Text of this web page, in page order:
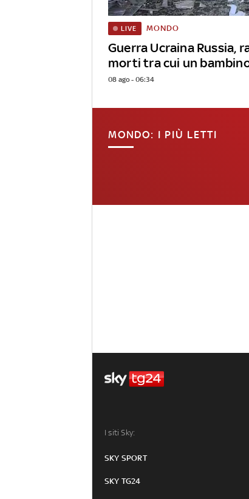
Guerra Ucraina Russia,
morti tra cui un
LIVE MONDO
08 ago - 06:34
MONDO: I PIÙ LETTI
I siti Sky:
SKY SPORT
SKY TG24